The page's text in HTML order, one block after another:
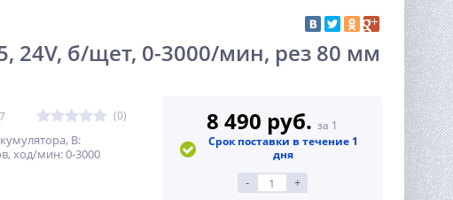
24V, б/щет, 0-3000/мин, рез 80 мм
(0)
В:
ход/мин: 0-3000
8 490 руб. за 1
Срок поставки в течение 1
дня
- +